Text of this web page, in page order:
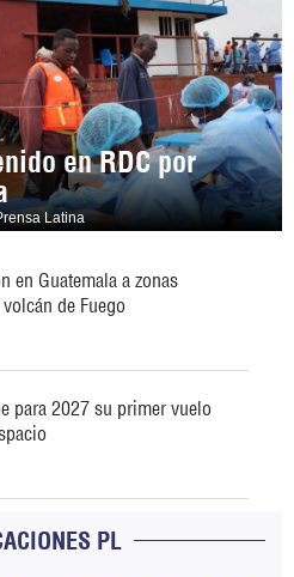
en RDC por
Latina
en Guatemala a zonas
de Fuego
para 2027 su primer vuelo
PL